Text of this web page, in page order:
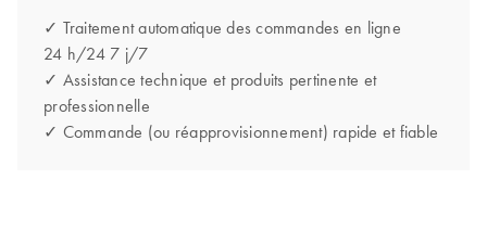
✓ Traitement automatique des commandes en ligne
24 h/24 7 j/7
✓ Assistance technique et produits pertinente et
professionnelle
✓ Commande (ou réapprovisionnement) rapide et fiable